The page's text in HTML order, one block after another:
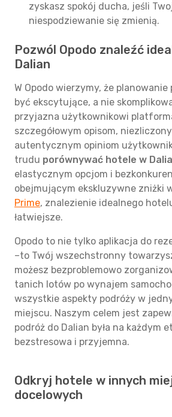
zyskasz spokój ducha, jeśli
niespodziewanie się zmienią.
Pozwól Opodo znaleźć
Dalian
W Opodo wierzymy, że
być ekscytujące, a nie
przyjazna użytkownikowi
szczegółowym opisom,
autentycznym opiniom
trudu porównywać hotele w
elastycznym opcjom i
obejmującym ekskluzywne zniżki
Prime, znalezienie idealnego
łatwiejsze.
Opodo to nie tylko aplikacja do
–to Twój wszechstronny
możesz bezproblemowo
tanich lotów po wynajem
wszystkie aspekty podróży w
miejscu. Naszym celem jest
podróż do Dalian była na każdym
bezstresowa i przyjemna.
Odkryj hotele w innych
docelowych